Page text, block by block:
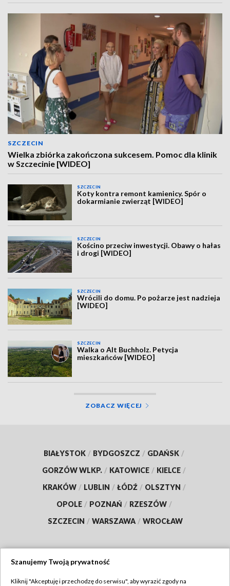
SZCZECIN
Wielka zbiórka zakończona sukcesem. Pomoc dla klinik
w Szczecinie [WIDEO]
SZCZECIN
Koty kontra remont kamienicy. Spór o
dokarmianie zwierząt [WIDEO]
SZCZECIN
Kościno przeciw inwestycji. Obawy o hałas
i drogi [WIDEO]
SZCZECIN
Wrócili do domu. Po pożarze jest nadzieja
[WIDEO]
SZCZECIN
Walka o Alt Buchholz. Petycja
mieszkańców [WIDEO]
ZOBACZ WIĘCEJ
BIAŁYSTOK / BYDGOSZCZ / GDAŃSK /
GORZÓW WLKP. / KATOWICE / KIELCE /
KRAKÓW / LUBLIN / ŁÓDŹ / OLSZTYN /
OPOLE / POZNAŃ / RZESZÓW /
SZCZECIN / WARSZAWA / WROCŁAW
Szanujemy Twoją prywatność
Kliknij "Akceptuję i przechodzę do serwisu", aby wyrazić zgody na